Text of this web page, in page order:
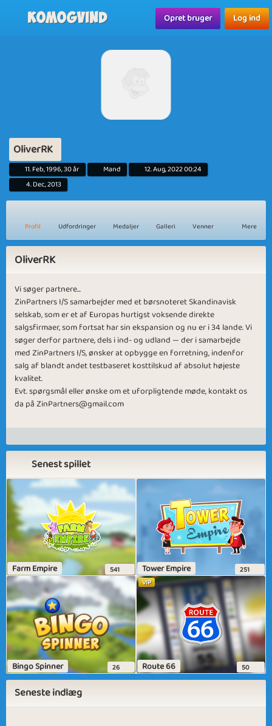
Komogvind Opret bruger Log ind
OliverRK
11. Feb, 1996, 30 år Mand
12. Aug, 2022 00:24
4. Dec, 2013
Profil Udfordringer Medaljer Galleri Venner Mere
OliverRK
Vi søger partnere...
ZinPartners I/S samarbejder med et børsnoteret Skandinavisk
selskab, som er et af Europas hurtigst voksende direkte
salgsfirmaer, som fortsat har sin ekspansion og nu er i 34 lande. Vi
søger derfor partnere, dels i ind- og udland — der i samarbejde
med ZinPartners I/S, ønsker at opbygge en forretning, indenfor
salg af blandt andet testbaseret kosttilskud af absolut højeste
kvalitet.
Evt. spørgsmål eller ønske om et uforpligtende møde, kontakt os
da påZinPartners@gmail.com
Senest spillet
Farm Empire 541 Tower Empire 251
Bingo Spinner 26
VIP
Route 66 50
Seneste indlæg